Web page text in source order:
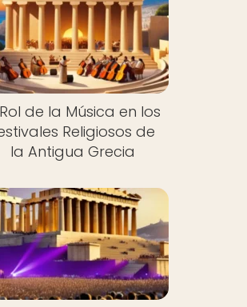
de la Música en los
Religiosos de
la Antigua Grecia